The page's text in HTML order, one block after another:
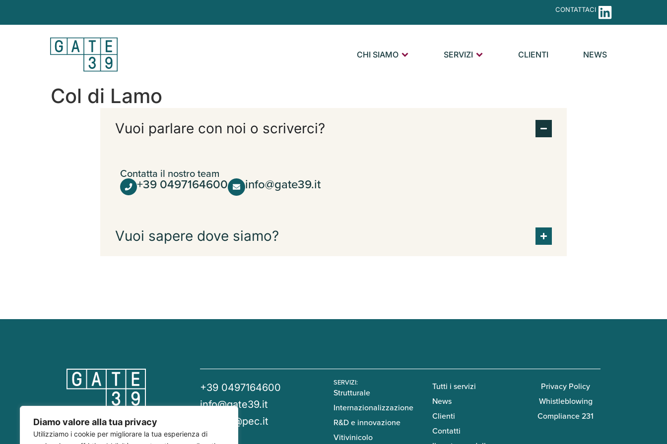
Diamo valore alla tua privacy
Utilizziamo i cookie per migliorare la tua esperienza di
CONTATTACI
CHI SIAMO SERVIZI CLIENTI NEWS
Col di Lamo
Vuoi parlare con noi o scriverci?
Contatta il nostro team
+39 0497164600 info@gate39.it
Vuoi sapere dove siamo?
+39 0497164600
info@gate39.it
gate39@pec.it
SERVIZI:
Strutturale
Internazionalizzazione
R&D e innovazione
Vitivinicolo
Tutti i servizi
News
Clienti
Contatti
Privacy Policy
Whistleblowing
Compliance 231